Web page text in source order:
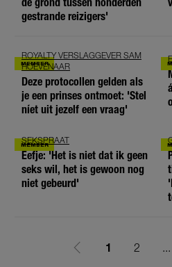
gestrande reizigers'
ROYALTY VERSLAGGEVER SAM
HOEVENAAR
Deze protocollen gelden als
je een prinses ontmoet: 'Stel
níet uit jezelf een vraag'
SEKSPRAAT
Eefje: 'Het is niet dat ik geen
seks wil, het is gewoon nog
niet gebeurd'
1 2 ...